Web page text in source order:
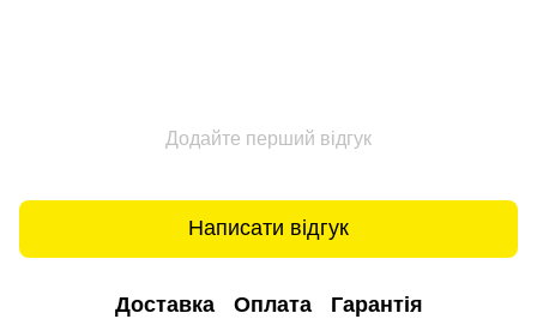
Додайте перший відгук
Написати відгук
Доставка Оплата Гарантія